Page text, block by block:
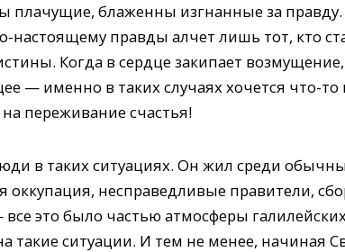
плачущие, блаженны изгнанные за правду.
правды алчет лишь тот, кто
Когда в сердце закипает
— именно в таких случаях хочется что-
переживание счастья!
в таких ситуациях. Он жил среди
оккупация, несправедливые правители,
это было частью атмосферы
такие ситуации. И тем не менее, начиная